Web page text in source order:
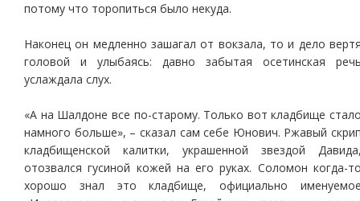
потому что торопиться было некуда.
Наконец он медленно зашагал от вокзала, то и дело
головой и улыбаясь: давно забытая осетинская
услаждала слух.
«А на Шалдоне все по-старому. Только вот кладбище
намного больше», – сказал сам себе Юнович. Ржавый
кладбищенской калитки, украшенной звездой
отозвался гусиной кожей на его руках. Соломон когда-
хорошо знал это кладбище, официально